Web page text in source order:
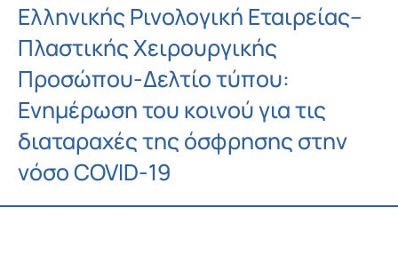
Ελληνικής Ρινολογική Εταιρείας–
Πλαστικής Χειρουργικής
Προσώπου-Δελτίο τύπου:
Ενημέρωση του κοινού για τις
διαταραχές της όσφρησης στην
νόσο COVID-19